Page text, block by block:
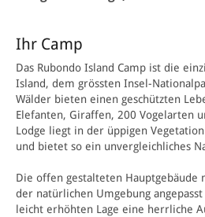
Ihr Camp
Das Rubondo Island Camp ist die
Island, dem grössten Insel-­
Wälder bieten einen geschützten
Elefanten, Giraffen, 200 Vogelarten
Lodge liegt in der üppigen
und bietet so ein unvergleichliches
Die offen gestalteten Hauptgebäude
der natürlichen Umgebung
leicht erhöhten Lage eine herrliche